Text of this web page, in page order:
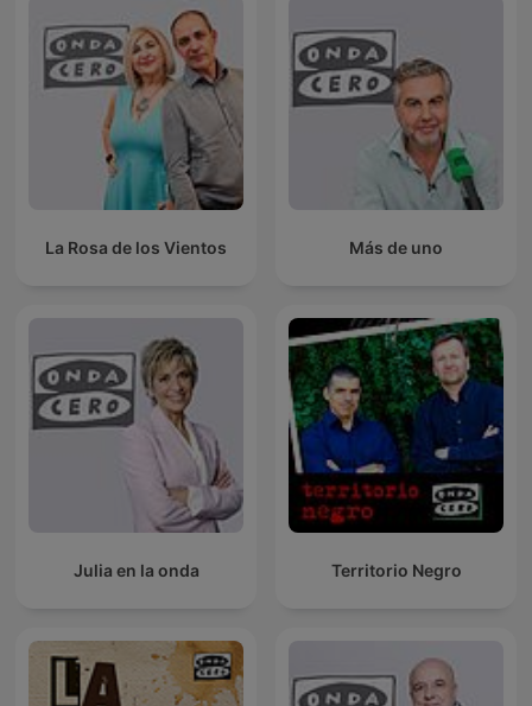
La Rosa de los Vientos Más de uno
Julia en la onda Territorio Negro